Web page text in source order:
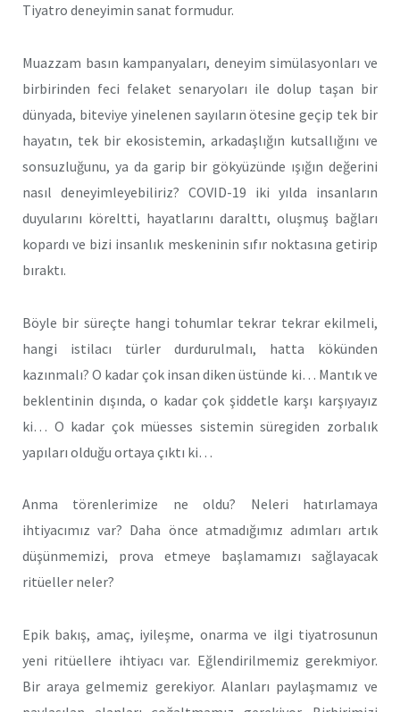
Tiyatro deneyimin sanat formudur.
Muazzam basın kampanyaları, deneyim simülasyonları ve
birbirinden feci felaket senaryoları ile dolup taşan bir
dünyada, biteviye yinelenen sayıların ötesine geçip tek bir
hayatın, tek bir ekosistemin, arkadaşlığın kutsallığını ve
sonsuzluğunu, ya da garip bir gökyüzünde ışığın değerini
nasıl deneyimleyebiliriz? COVID-19 iki yılda insanların
duyularını köreltti, hayatlarını daralttı, oluşmuş bağları
kopardı ve bizi insanlık meskeninin sıfır noktasına getirip
bıraktı.
Böyle bir süreçte hangi tohumlar tekrar tekrar ekilmeli,
hangi istilacı türler durdurulmalı, hatta kökünden
kazınmalı? O kadar çok insan diken üstünde ki… Mantık ve
beklentinin dışında, o kadar çok şiddetle karşı karşıyayız
ki… O kadar çok müesses sistemin süregiden zorbalık
yapıları olduğu ortaya çıktı ki…
Anma törenlerimize ne oldu? Neleri hatırlamaya
ihtiyacımız var? Daha önce atmadığımız adımları artık
düşünmemizi, prova etmeye başlamamızı sağlayacak
ritüeller neler?
Epik bakış, amaç, iyileşme, onarma ve ilgi tiyatrosunun
yeni ritüellere ihtiyacı var. Eğlendirilmemiz gerekmiyor.
Bir araya gelmemiz gerekiyor. Alanları paylaşmamız ve